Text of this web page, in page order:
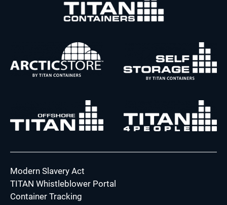
Modern Slavery Act
TITAN Whistleblower Portal
Container Tracking